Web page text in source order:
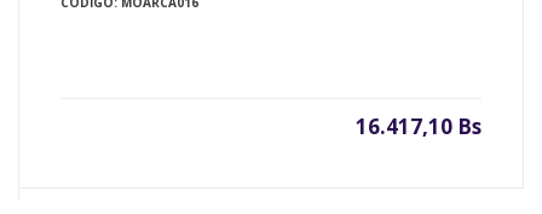
16.417,10 Bs